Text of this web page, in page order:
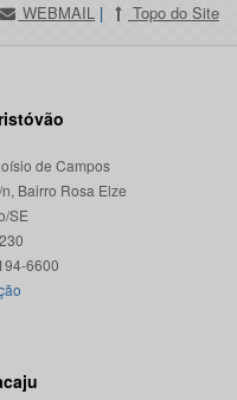
WEBMAIL | Topo do Site
de Campos
Bairro Rosa Elze
SE